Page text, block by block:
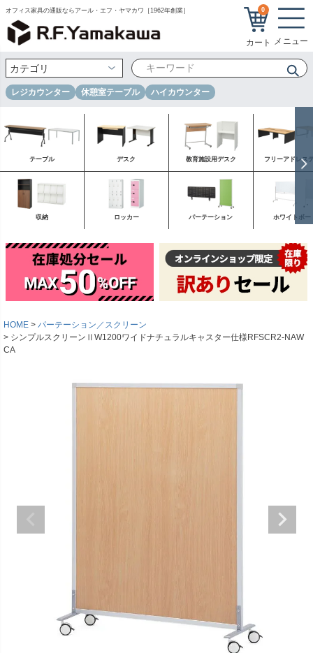
オフィス家具の通販ならアール・エフ・ヤマカワ［1962年創業］ 0
レジカウンター 休憩室テーブル ハイカウンター
テーブル デスク 教育施設用デスク フリーアドレス
収納 ロッカー パーテーション ホワイトボー
HOME
パーテーション／スクリーン
シンプルスクリーンⅡW1200ワイドナチュラルキャスター仕様RFSCR2-NAW
CA